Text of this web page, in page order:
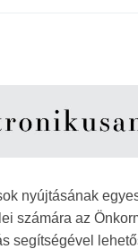
nyújtásának
számára az
segítségével